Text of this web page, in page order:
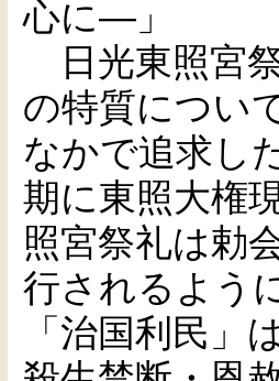
心に―」
日光東照宮
の特質につい
なかで追求し
期に東照大権
照宮祭礼は勅
行されるよう
「治国利民」